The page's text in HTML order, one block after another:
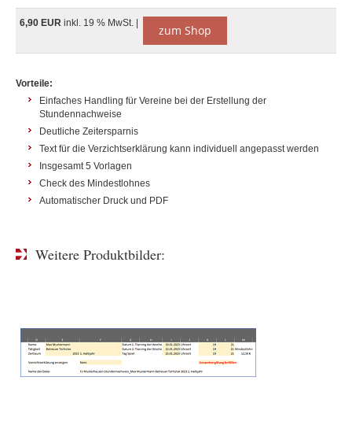
6,90 EUR inkl. 19 % MwSt. | zum Shop
Vorteile:
Einfaches Handling für Vereine bei der Erstellung der
Stundennachweise
Deutliche Zeitersparnis
Text für die Verzichtserklärung kann individuell angepasst werden
Insgesamt 5 Vorlagen
Check des Mindestlohnes
Automatischer Druck und PDF
Weitere Produktbilder: